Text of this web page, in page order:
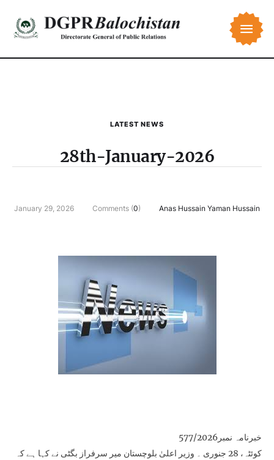
LATEST NEWS
28th-January-2026
January 29, 2026 Comments (0) Anas Hussain Yaman Hussain
خبرنامہ نمبر577/2026
کوئٹہ، 28 جنوری ۔ وزیر اعلیٰ بلوچستان میر سرفراز بگٹی نے کہا ہے کہ